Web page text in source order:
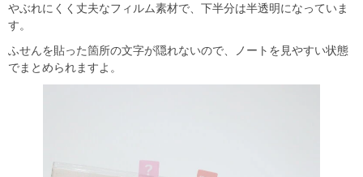
やぶれにくく丈夫なフィルム素材で、下半分は半透明になっていま
す。
ふせんを貼った箇所の文字が隠れないので、ノートを見やすい状態
でまとめられますよ。